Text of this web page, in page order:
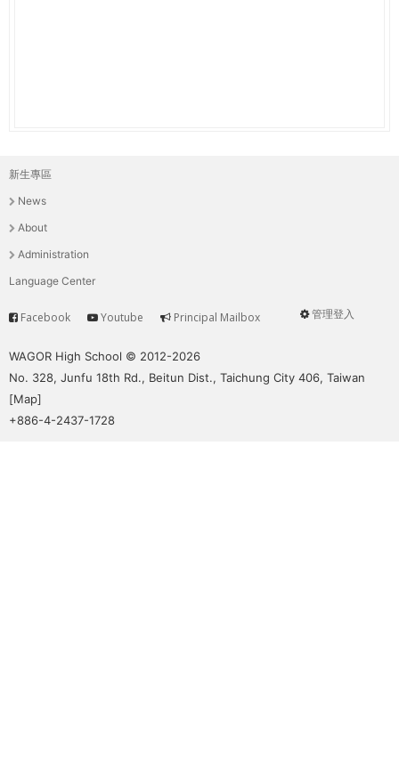
主
選
單
新生專區
News
About
Administration
Language Center
User
管理登入
Service
Facebook Youtube Principal Mailbox
WAGOR High School © 2012-2026
No. 328, Junfu 18th Rd., Beitun Dist., Taichung City 406, Taiwan
[Map]
+886-4-2437-1728